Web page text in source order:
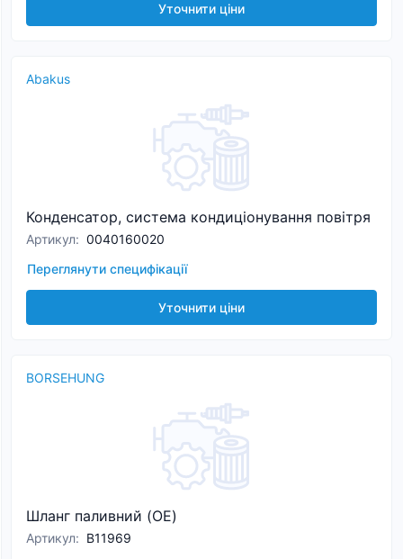
Уточнити ціни
Abakus
Конденсатор, система кондиціонування повітря
Артикул: 0040160020
Переглянути специфікації
Уточнити ціни
BORSEHUNG
Шланг паливний (OE)
Артикул: B11969